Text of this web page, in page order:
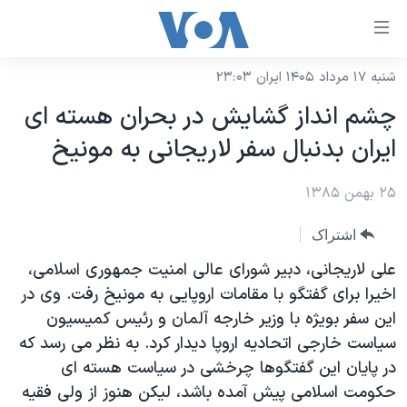
لینکهای
دسترسی
جهش
به
محتوای
اصلی
جهش
صفحه
اصلی
جهش
به
جستجو
نسخه سبک وب‌سایت
موضوع ها
ایران
آمریکا
جهان
ورزشی
گزیده‌ها
ویژه برنامه‌ها
ویدیوها
برنامه های تلویزیونی
جدول برنامه ها
صفحه‌های ویژه
جام جهانی ۲۰۲۶
عملیات خشم حماسی
۲۵۰سالگی آمریکا
بایگانی برنامه‌های تلویزیونی
فرکانس‌های صدای آمریکا
پخش رادیویی
یادگیری زبان انگلیسی
شنبه ۱۷ مرداد ۱۴۰۵ ایران ۲۳:۰۳
چشم انداز گشايش در بحران هسته ای
ايران بدنبال سفر لاريجانی به مونيخ
۲۵ بهمن ۱۳۸۵
اشتراک
علی لاريجانی، دبير شورای عالی امنيت جمهوری اسلامی،
اخيرا برای گفتگو با مقامات اروپايی به مونيخ رفت. وی در
اين سفر بويژه با وزير خارجه آلمان و رئيس کميسيون
سياست خارجی اتحاديه اروپا ديدار کرد. به نظر می رسد که
در پايان اين گفتگوها چرخشی در سياست هسته ای
حکومت اسلامی پيش آمده باشد، ليکن هنوز از ولی فقيه